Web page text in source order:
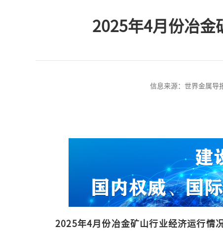
2025年4月份冶金
信息来源：世界金属
2025年4月份冶金矿山行业经济运行情